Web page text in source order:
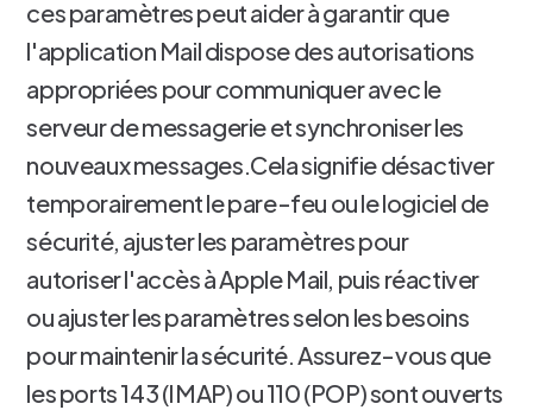
ces paramètres peut aider à garantir que
l'application Mail dispose des autorisations
appropriées pour communiquer avec le
serveur de messagerie et synchroniser les
nouveaux messages.Cela signifie désactiver
temporairement le pare-feu ou le logiciel de
sécurité, ajuster les paramètres pour
autoriser l'accès à Apple Mail, puis réactiver
ou ajuster les paramètres selon les besoins
pour maintenir la sécurité. Assurez-vous que
les ports 143 (IMAP) ou 110 (POP) sont ouverts